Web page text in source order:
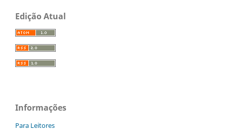
Edição Atual
Informações
Para Leitores